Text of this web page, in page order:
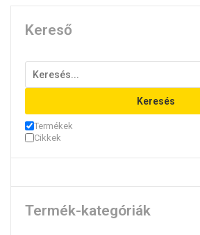
Kereső
Keresés
Termékek
Cikkek
Termék-kategóriák